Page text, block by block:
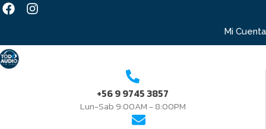
Mi Cuenta
+56 9 9745 3857
Lun-Sab 9:00AM - 8:00PM